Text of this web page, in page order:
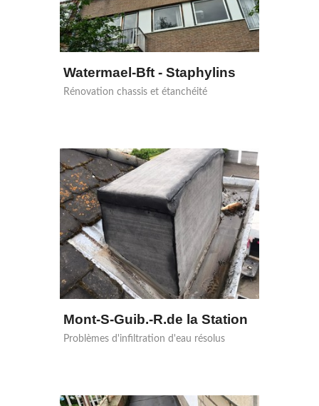
Watermael-Bft - Staphylins
Rénovation chassis et étanchéité
Mont-S-Guib.-R.de la Station
Problèmes d'infiltration d'eau résolus